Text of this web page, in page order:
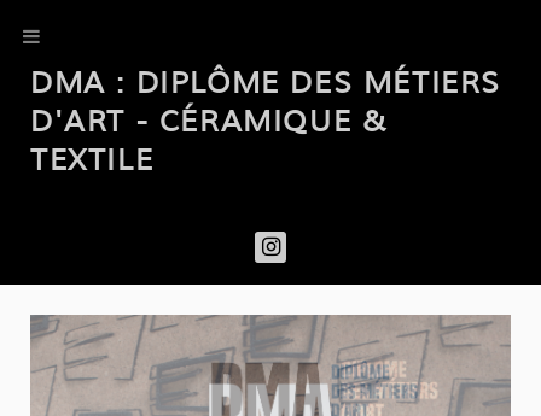
DMA : DIPLÔME DES MÉTIERS
D'ART - CÉRAMIQUE &
TEXTILE